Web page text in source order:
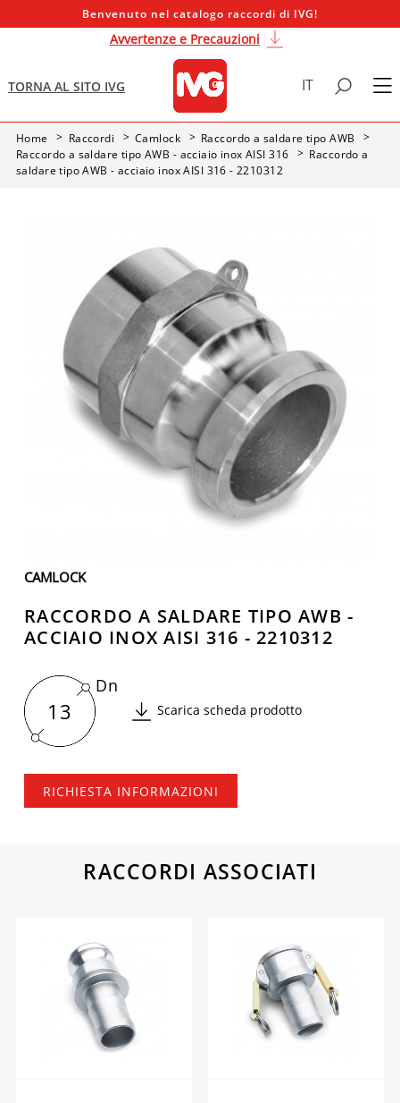
Benvenuto nel catalogo raccordi di IVG!
Avvertenze e Precauzioni
TORNA AL SITO IVG IT
Home Raccordi Camlock
Raccordo a saldare tipo AWB
Raccordo a saldare tipo AWB - acciaio inox AISI 316
Raccordo a
saldare tipo AWB - acciaio inox AISI 316 - 2210312
CAMLOCK
RACCORDO A SALDARE TIPO AWB -
ACCIAIO INOX AISI 316 - 2210312
13
Dn
Scarica scheda prodotto
RICHIESTA INFORMAZIONI
RACCORDI ASSOCIATI